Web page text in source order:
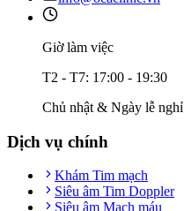
Giờ làm việc
T2 - T7: 17:00 - 19:30
Chủ nhật & Ngày lễ nghỉ
Dịch vụ chính
Khám Tim mạch
Siêu âm Tim Doppler
Siêu âm Mạch máu